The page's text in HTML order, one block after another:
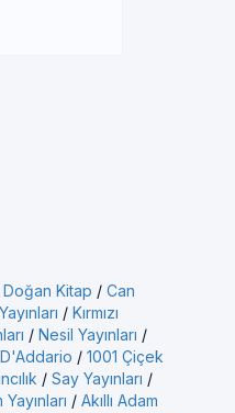
Doğan Kitap / Can
/ Kırmızı
/ Nesil Yayınları /
D'Addario / 1001 Çiçek
/ Say Yayınları /
/ Akıllı Adam